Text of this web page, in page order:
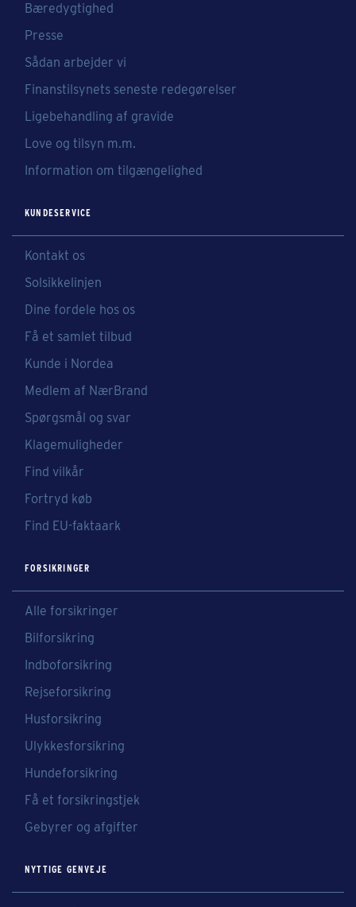
Bæredygtighed
Presse
Sådan arbejder vi
Finanstilsynets seneste redegørelser
Ligebehandling af gravide
Love og tilsyn m.m.
Information om tilgængelighed
KUNDESERVICE
Kontakt os
Solsikkelinjen
Dine fordele hos os
Få et samlet tilbud
Kunde i Nordea
Medlem af NærBrand
Spørgsmål og svar
Klagemuligheder
Find vilkår
Fortryd køb
Find EU-faktaark
FORSIKRINGER
Alle forsikringer
Bilforsikring
Indboforsikring
Rejseforsikring
Husforsikring
Ulykkesforsikring
Hundeforsikring
Få et forsikringstjek
Gebyrer og afgifter
NYTTIGE GENVEJE